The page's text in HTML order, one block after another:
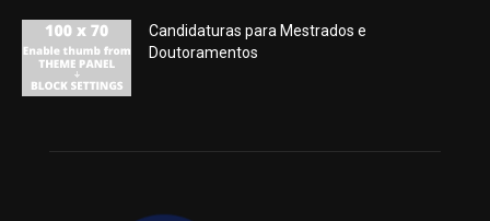
Candidaturas para Mestrados e
Doutoramentos